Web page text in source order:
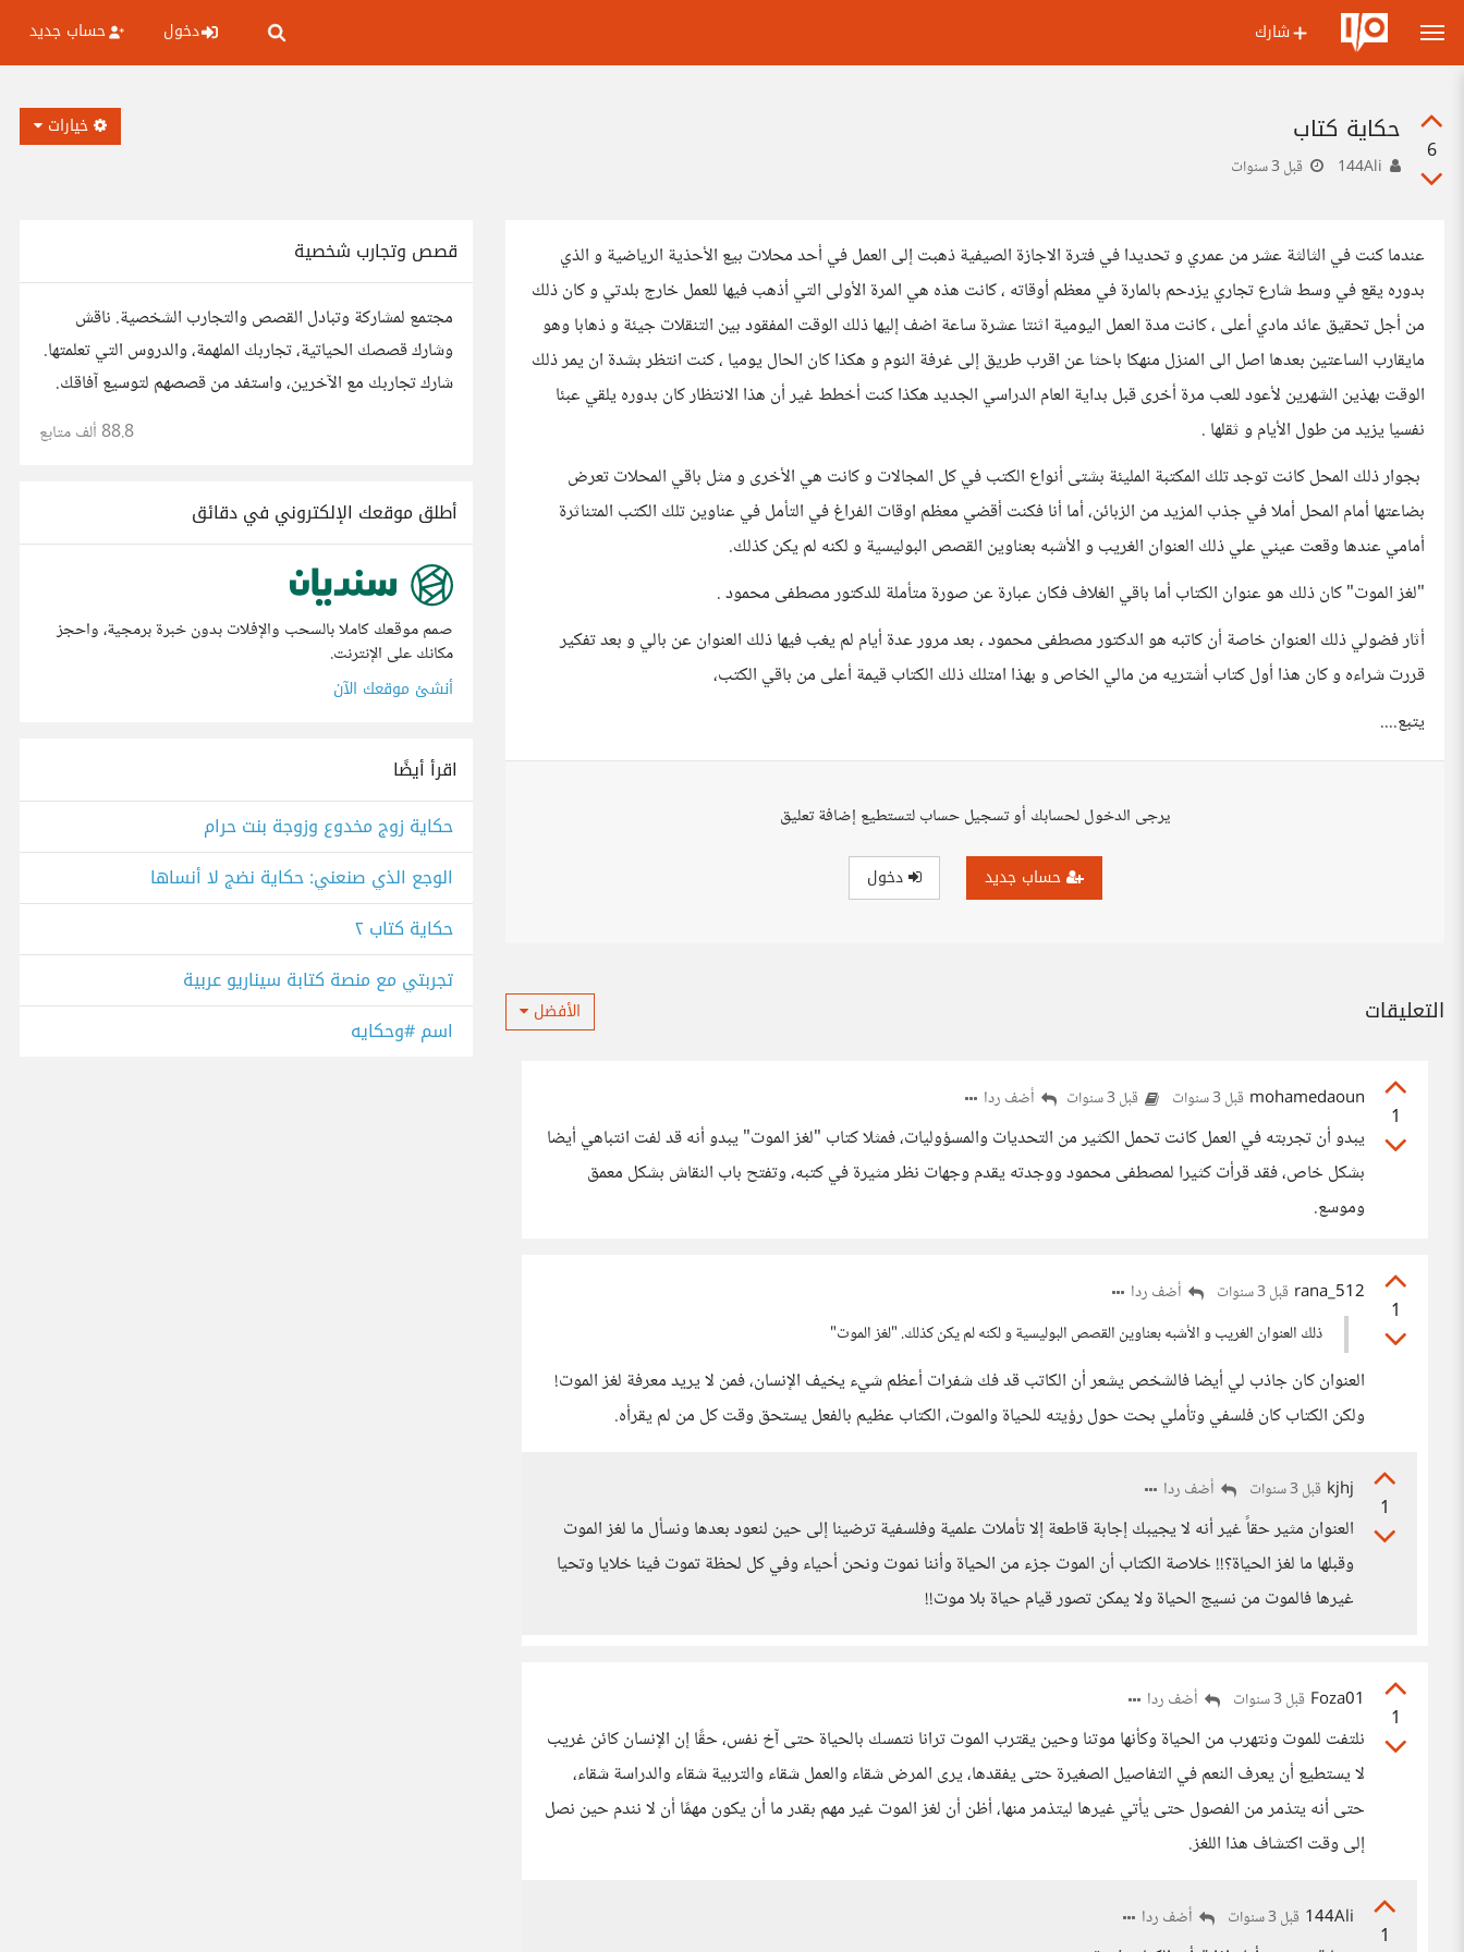
شارك دخول حساب جديد
6
حكاية كتاب
قبل 3 سنوات
خيارات
عندما كنت في الثالثة عشر من عمري و تحديدا في فترة الاجازة الصيفية ذهبت إلى العمل في أحد محلات بيع الأحذية الرياضية و الذي
بدوره يقع في وسط شارع تجاري يزدحم بالمارة في معظم أوقاته ، كانت هذه هي المرة الأولى التي أذهب فيها للعمل خارج بلدتي و كان ذلك
من أجل تحقيق عائد مادي أعلى ، كانت مدة العمل اليومية اثنتا عشرة ساعة اضف إليها ذلك الوقت المفقود بين التنقلات جيئة و ذهابا وهو
مايقارب الساعتين بعدها اصل الى المنزل منهكا باحثا عن اقرب طريق إلى غرفة النوم و هكذا كان الحال يوميا ، كنت انتظر بشدة ان يمر ذلك
الوقت بهذين الشهرين لأعود للعب مرة أخرى قبل بداية العام الدراسي الجديد هكذا كنت أخطط غير أن هذا الانتظار كان بدوره يلقي عبئا
نفسيا يزيد من طول الأيام و ثقلها .
بجوار ذلك المحل كانت توجد تلك المكتبة المليئة بشتى أنواع الكتب في كل المجالات و كانت هي الأخرى و مثل باقي المحلات تعرض
بضاعتها أمام المحل أملا في جذب المزيد من الزبائن، أما أنا فكنت أقضي معظم اوقات الفراغ في التأمل في عناوين تلك الكتب المتناثرة
أمامي عندها وقعت عيني علي ذلك العنوان الغريب و الأشبه بعناوين القصص البوليسية و لكنه لم يكن كذلك.
"لغز الموت" كان ذلك هو عنوان الكتاب أما باقي الغلاف فكان عبارة عن صورة متأملة للدكتور مصطفى محمود .
أثار فضولي ذلك العنوان خاصة أن كاتبه هو الدكتور مصطفى محمود ، بعد مرور عدة أيام لم يغب فيها ذلك العنوان عن بالي و بعد تفكير
قررت شراءه و كان هذا أول كتاب أشتريه من مالي الخاص و بهذا امتلك ذلك الكتاب قيمة أعلى من باقي الكتب،
يتبع....
يرجى الدخول لحسابك أو تسجيل حساب لتستطيع إضافة تعليق
حساب جديد دخول
التعليقات الأفضل
1
mohamedaoun قبل 3 سنوات قبل 3 سنوات أضف ردا
يبدو أن تجربته في العمل كانت تحمل الكثير من التحديات والمسؤوليات، فمثلا كتاب "لغز الموت" يبدو أنه قد لفت انتباهي أيضا
بشكل خاص، فقد قرأت كثيرا لمصطفى محمود ووجدته يقدم وجهات نظر مثيرة في كتبه، وتفتح باب النقاش بشكل معمق
وموسع.
1
rana_512 قبل 3 سنوات
أضف ردا
ذلك العنوان الغريب و الأشبه بعناوين القصص البوليسية و لكنه لم يكن كذلك. "لغز الموت"
العنوان كان جاذب لي أيضا فالشخص يشعر أن الكاتب قد فك شفرات أعظم شيء يخيف الإنسان، فمن لا يريد معرفة لغز الموت!
ولكن الكتاب كان فلسفي وتأملي بحت حول رؤيته للحياة والموت، الكتاب عظيم بالفعل يستحق وقت كل من لم يقرأه.
1
kjhj قبل 3 سنوات أضف ردا
العنوان مثير حقاً غير أنه لا يجيبك إجابة قاطعة إلا تأملات علمية وفلسفية ترضينا إلى حين لنعود بعدها ونسأل ما لغز الموت
وقبلها ما لغز الحياة؟!! خلاصة الكتاب أن الموت جزء من الحياة وأننا نموت ونحن أحياء وفي كل لحظة تموت فينا خلايا وتحيا
غيرها فالموت من نسيج الحياة ولا يمكن تصور قيام حياة بلا موت!!
1
Foza01 قبل 3 سنوات أضف ردا
نلتفت للموت ونتهرب من الحياة وكأنها موتنا وحين يقترب الموت ترانا نتمسك بالحياة حتى آخ نفس، حقًا إن الإنسان كائن غريب
لا يستطيع أن يعرف النعم في التفاصيل الصغيرة حتى يفقدها، يرى المرض شقاء والعمل شقاء والتربية شقاء والدراسة شقاء،
حتى أنه يتذمر من الفصول حتى يأتي غيرها ليتذمر منها، أظن أن لغز الموت غير مهم بقدر ما أن يكون مهمًا أن لا نندم حين نصل
إلى وقت اكتشاف هذا اللغز.
1
144Ali قبل 3 سنوات أضف ردا
قصص وتجارب شخصية
مجتمع لمشاركة وتبادل القصص والتجارب الشخصية. ناقش
وشارك قصصك الحياتية، تجاربك الملهمة، والدروس التي تعلمتها.
شارك تجاربك مع الآخرين، واستفد من قصصهم لتوسيع آفاقك.
88.8 ألف متابع
أطلق موقعك الإلكتروني في دقائق
صمم موقعك كاملا بالسحب والإفلات بدون خبرة برمجية، واحجز
مكانك على الإنترنت.
أنشئ موقعك الآن
اقرأ أيضًا
حكاية زوج مخدوع وزوجة بنت حرام
الوجع الذي صنعني: حكاية نضج لا أنساها
حكاية كتاب ٢
تجربتي مع منصة كتابة سيناريو عربية
اسم #وحكايه